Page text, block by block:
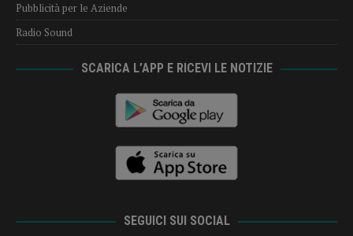
Pubblicità per le Aziende
Radio Sound
SCARICA L’APP E RICEVI LE NOTIZIE
SEGUICI SUI SOCIAL